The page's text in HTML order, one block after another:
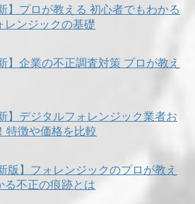
】プロが教える 初心者でもわかる
レンジックの基礎
】企業の不正調査対策 プロが教え
】デジタルフォレンジック業者お
特徴や価格を比較
版】フォレンジックのプロが教え
る不正の痕跡とは